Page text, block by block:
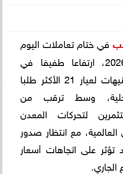
في ختام تعاملات اليوم
الاثنين 6 يوليو 2026، ارتفاعا طفيفا في
الأسعار بنحو 10 جنيهات لعيار 21 الأكثر طلبا
وسط ترقب من
لتحركات المعدن
مع انتظار صدور
تؤثر على اتجاهات أسعار